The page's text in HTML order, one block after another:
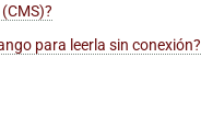
para leerla sin conexión?